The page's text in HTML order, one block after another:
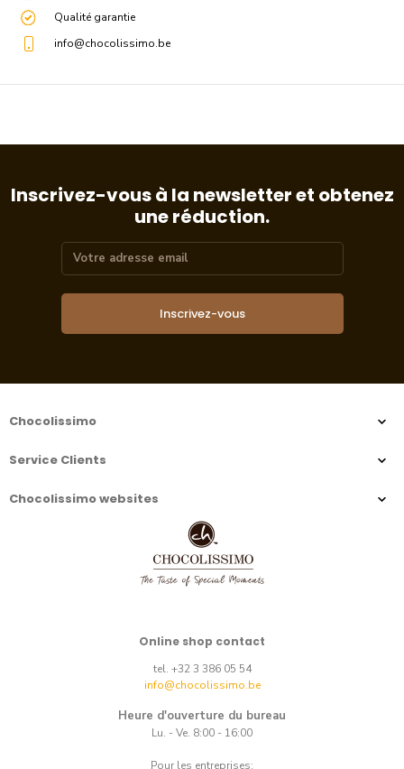
Qualité garantie
info@chocolissimo.be
Inscrivez-vous à la newsletter et obtenez
une réduction.
Inscrivez-vous
Chocolissimo
Service Clients
Chocolissimo websites
Online shop contact
tel. +32 3 386 05 54
info@chocolissimo.be
Heure d'ouverture du bureau
Lu. - Ve. 8:00 - 16:00
Pour les entreprises: